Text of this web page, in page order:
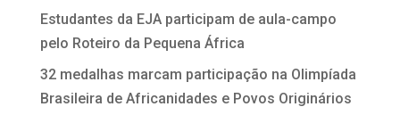
Estudantes da EJA participam de aula-campo
pelo Roteiro da Pequena África
32 medalhas marcam participação na Olimpíada
Brasileira de Africanidades e Povos Originários